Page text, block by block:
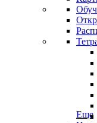
Еще